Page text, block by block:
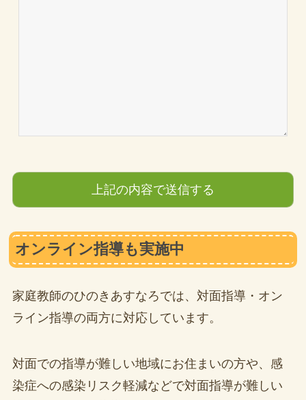
オンライン指導も実施中
家庭教師のひのきあすなろでは、対面指導・オン
ライン指導の両方に対応しています。
対面での指導が難しい地域にお住まいの方や、感
染症への感染リスク軽減などで対面指導が難しい